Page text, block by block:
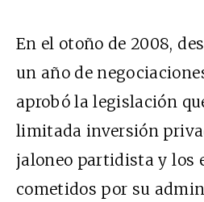
En el otoño de 2008,
un año de
aprobó la legislación
limitada inversión
jaloneo partidista y los
cometidos por su